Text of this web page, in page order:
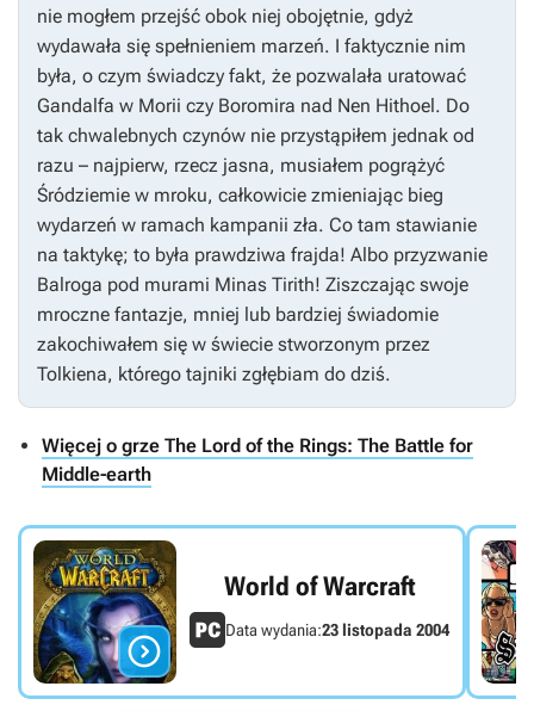
nie mogłem przejść obok niej obojętnie, gdyż
wydawała się spełnieniem marzeń. I faktycznie nim
była, o czym świadczy fakt, że pozwalała uratować
Gandalfa w Morii czy Boromira nad Nen Hithoel. Do
tak chwalebnych czynów nie przystąpiłem jednak od
razu – najpierw, rzecz jasna, musiałem pogrążyć
Śródziemie w mroku, całkowicie zmieniając bieg
wydarzeń w ramach kampanii zła. Co tam stawianie
na taktykę; to była prawdziwa frajda! Albo przyzwanie
Balroga pod murami Minas Tirith! Ziszczając swoje
mroczne fantazje, mniej lub bardziej świadomie
zakochiwałem się w świecie stworzonym przez
Tolkiena, którego tajniki zgłębiam do dziś.
Więcej o grze The Lord of the Rings: The Battle for
Middle-earth

World of Warcraft
Data wydania:23 listopada 2004